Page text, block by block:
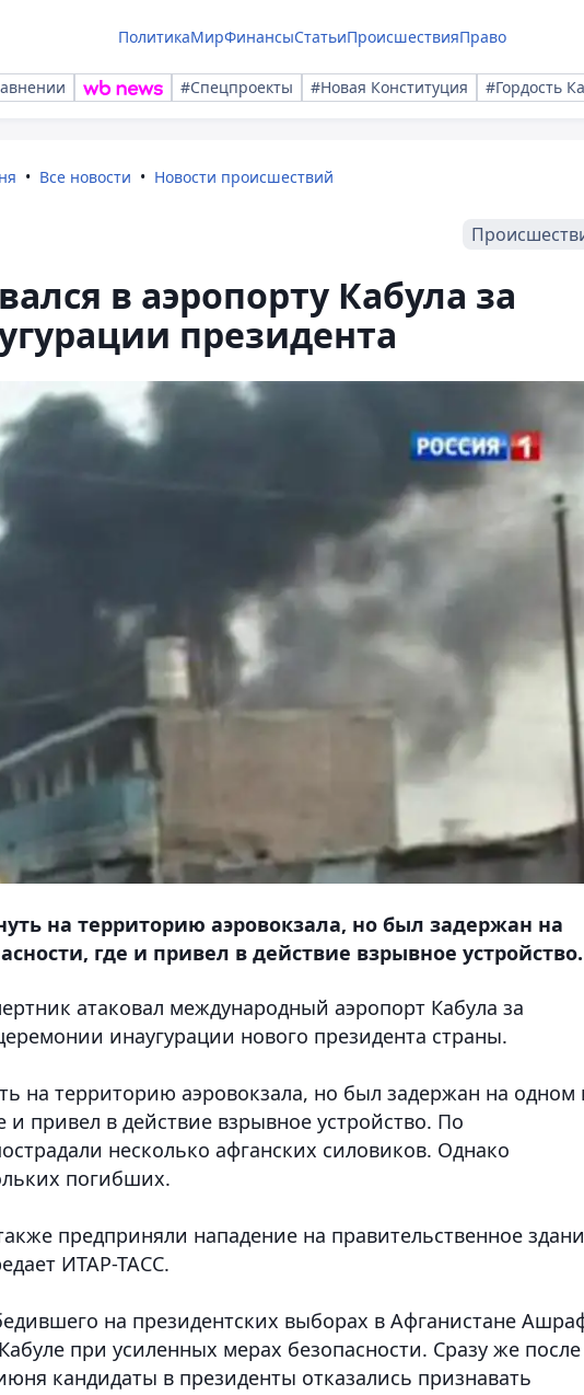
ПолитикаМирФинансыСтатьиПроисшествияПраво
#Спецпроекты #Новая Конституция #Гордость
Все новости Новости происшествий
в аэропорту Кабула за
президента
на территорию аэровокзала, но был задержан на
где и привел в действие взрывное устройство.
атаковал международный аэропорт Кабула за
инаугурации нового президента страны.
на территорию аэровокзала, но был задержан на одном
и привел в действие взрывное устройство. По
несколько афганских силовиков. Однако
погибших.
предприняли нападение на правительственное
ИТАР-ТАСС.
на президентских выборах в Афганистане
при усиленных мерах безопасности. Сразу же после
кандидаты в президенты отказались признавать